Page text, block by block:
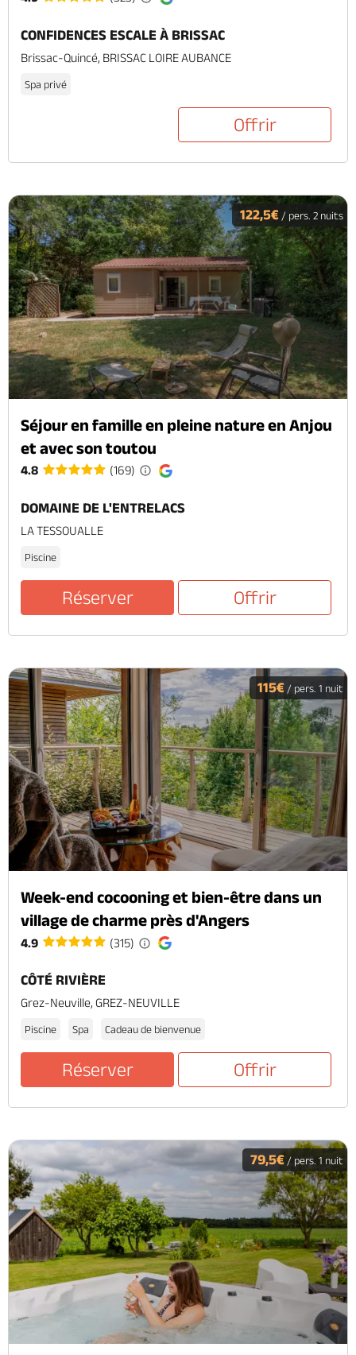
CONFIDENCES ESCALE À BRISSAC
Brissac-Quincé, BRISSAC LOIRE AUBANCE
Spa privé
Offrir
122,5€ / pers. 2 nuits
Séjour en famille en pleine nature en Anjou
et avec son toutou
4.8 (169)
DOMAINE DE L'ENTRELACS
LA TESSOUALLE
Piscine
Réserver Offrir
115€ / pers. 1 nuit
Week-end cocooning et bien-être dans un
village de charme près d'Angers
4.9 (315)
CÔTÉ RIVIÈRE
Grez-Neuville, GREZ-NEUVILLE
Piscine Spa Cadeau de bienvenue
Réserver Offrir
79,5€ / pers. 1 nuit